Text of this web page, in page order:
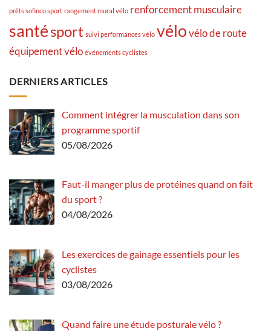
prêts sofinco sport rangement mural vélo renforcement musculaire
santésport suivi performances vélo vélovélo de route
équipement vélo événements cyclistes
DERNIERS ARTICLES
Comment intégrer la musculation dans son
programme sportif
05/08/2026
Faut-il manger plus de protéines quand on fait
du sport ?
04/08/2026
Les exercices de gainage essentiels pour les
cyclistes
03/08/2026
Quand faire une étude posturale vélo ?